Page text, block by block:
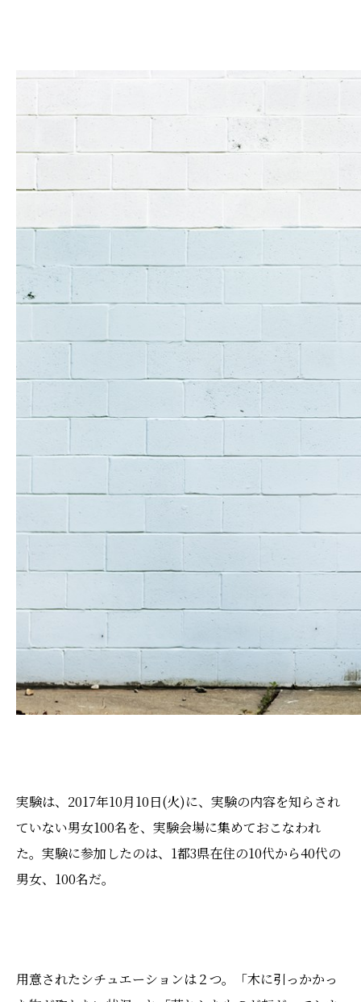
実験は、 2017年10月10日(火)に、 実験の内容を知らされ
ていない男女100名を、実験会場に集めておこなわれ
た。実験に参加したのは、1都3県在住の10代から40代の
男女、100名だ。
用意されたシチュエーションは２つ。「木に引っかかっ